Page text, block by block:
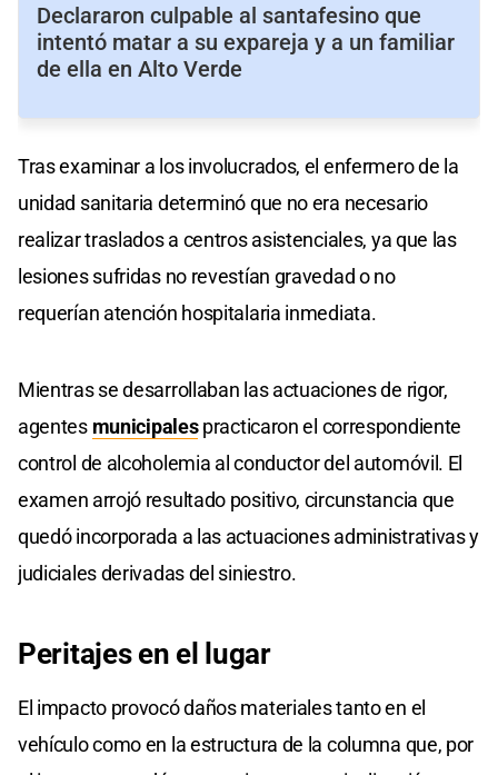
Declararon culpable al santafesino que
intentó matar a su expareja y a un familiar
de ella en Alto Verde
Tras examinar a los involucrados, el enfermero de la
unidad sanitaria determinó que no era necesario
realizar traslados a centros asistenciales, ya que las
lesiones sufridas no revestían gravedad o no
requerían atención hospitalaria inmediata.
Mientras se desarrollaban las actuaciones de rigor,
agentes municipalespracticaron el correspondiente
control de alcoholemia al conductor del automóvil. El
examen arrojó resultado positivo, circunstancia que
quedó incorporada a las actuaciones administrativas y
judiciales derivadas del siniestro.
Peritajes en el lugar
El impacto provocó daños materiales tanto en el
vehículo como en la estructura de la columna que, por